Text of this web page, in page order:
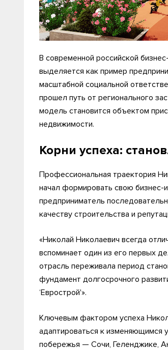
В современной российской
выделяется как пример
масштабной социальной
прошел путь от регионального
модель становится объектом
недвижимости.
Корни успеха:
Профессиональная траектория
начал формировать свою бизнес-
предприниматель
качеству строительства и
«Николай Николаевич всегда
вспоминает один из его первых
отрасль переживала период
фундамент долгосрочного
‘Еврострой'».
Ключевым фактором успеха
адаптироваться к изменяющимся
побережья — Сочи, Геленджике,